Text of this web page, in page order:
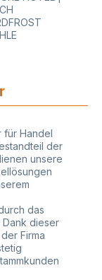
für Handel
der
unsere
das
dieser
Firma